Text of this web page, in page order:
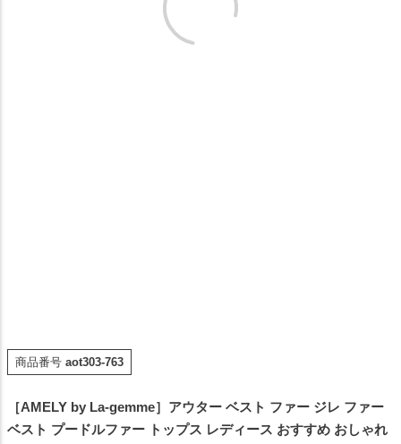
商品番号 aot303-763
［AMELY by La-gemme］アウター ベスト ファー ジレ ファー
ベスト プードルファー トップス レディース おすすめ おしゃれ